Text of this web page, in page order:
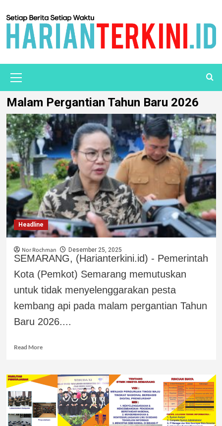
Malam Pergantian Tahun Baru 2026
Headline
Nor Rochman Desember 25, 2025
SEMARANG, (Harianterkini.id) - Pemerintah
Kota (Pemkot) Semarang memutuskan
untuk tidak menyelenggarakan pesta
kembang api pada malam pergantian Tahun
Baru 2026....
Read More